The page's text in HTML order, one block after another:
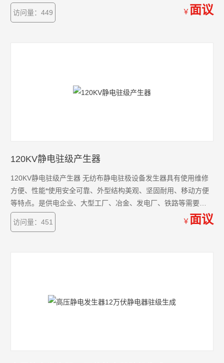
访问量：449 ￥ 面议
120KV静电驻级产生器
120KV静电驻级产生器 无纺布静电驻极设备发生器具有使用维修
方便、性能*使用安全可靠、外型结构美观、坚固耐用、移动方便
等特点。是供电企业、大型工厂、冶金、发电厂、铁路等需要电
力维修部门的*设备。
访问量：451
￥ 面议